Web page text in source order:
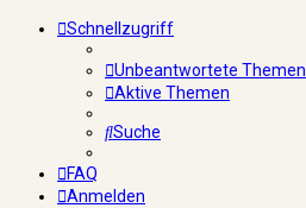
Schnellzugriff
Unbeantwortete Themen
Aktive Themen
Suche
FAQ
Anmelden